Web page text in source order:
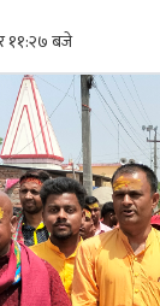
११:२७ बजे